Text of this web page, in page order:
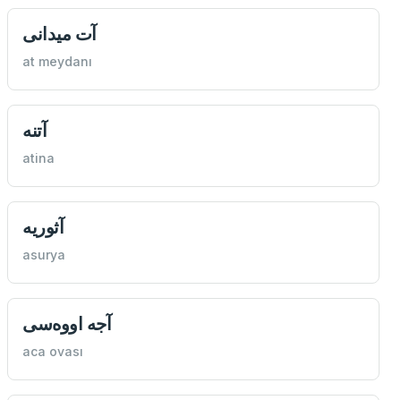
آت میدانی
at meydanı
آتنه
atina
آثوريه
asurya
آجه اووه‌سی
aca ovası